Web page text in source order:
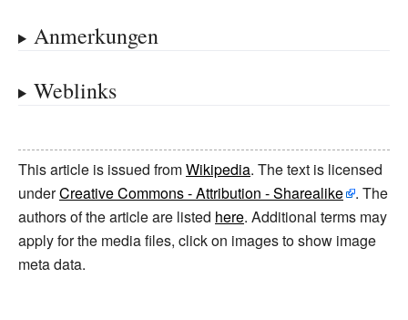
Anmerkungen
Weblinks
This article is issued fromWikipedia. The text is licensed
underCreative Commons - Attribution - Sharealike
. The
authors of the article are listed here. Additional terms may
apply for the media files, click on images to show image
meta data.